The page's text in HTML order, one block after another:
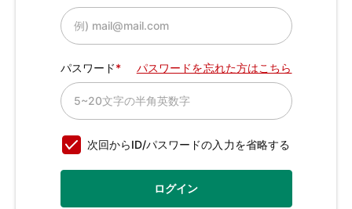
パスワード パスワードを忘れた方はこちら
次回からID/パスワードの入力を省略する
ログイン